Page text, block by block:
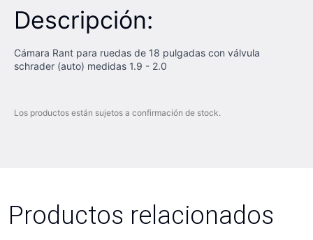
Descripción:
Cámara Rant para ruedas de 18 pulgadas con válvula
schrader (auto) medidas 1.9 - 2.0
Los productos están sujetos a confirmación de stock.
Productos relacionados